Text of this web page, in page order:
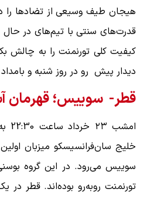
هیجان طیف وسیعی از تضادها را
قدرت‌های سنتی با تیم‌‌های در حال
کیفیت کلی تورنمنت را به چالش
دیدار پیش رو در روز شنبه و
قطر- ‌ سوییس؛ قهرمان
سوییس می‌رود. در این گروه
تورنمنت روبه‌رو بوده‌‌اند. قطر در